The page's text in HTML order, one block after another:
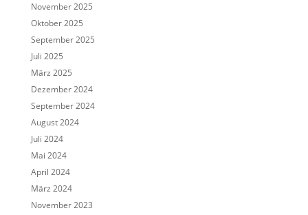
November 2025
Oktober 2025
September 2025
Juli 2025
März 2025
Dezember 2024
September 2024
August 2024
Juli 2024
Mai 2024
April 2024
März 2024
November 2023